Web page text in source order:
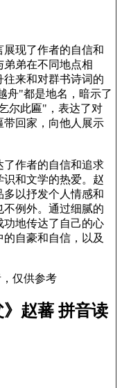
现了作者的自信和
弟弟在不同地点相
来和对群书诗词的
舟"都是地名，暗示了
尔此匾"，表达了对
带回家，向他人展示
了作者的自信和追求
和文学的热爱。赵
以抒发个人情感和
例外。通过细腻的
功地传达了自己的心
自豪和自信，以及
仅供参考
》赵蕃 拼音读